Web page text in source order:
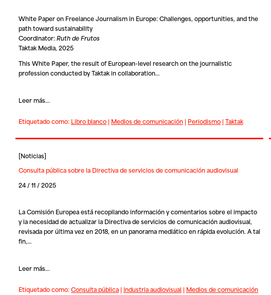
White Paper on Freelance Journalism in Europe: Challenges, opportunities, and the
path toward sustainability
Coordinator:Ruth de Frutos
Taktak Media, 2025
This White Paper, the result of European-level research on the journalistic
profession conducted by Taktak in collaboration…
Leer más...
Etiquetado como: Libro blanco| Medios de comunicación| Periodismo| Taktak
[Noticias]
Consulta pública sobre la Directiva de servicios de comunicación audiovisual
24 / 11 / 2025
La Comisión Europea está recopilando información y comentarios sobre el impacto
y la necesidad de actualizar la Directiva de servicios de comunicación audiovisual,
revisada por última vez en 2018, en un panorama mediático en rápida evolución. A tal
fin,…
Leer más...
Etiquetado como:Consulta pública| Industria audiovisual | Medios de comunicación